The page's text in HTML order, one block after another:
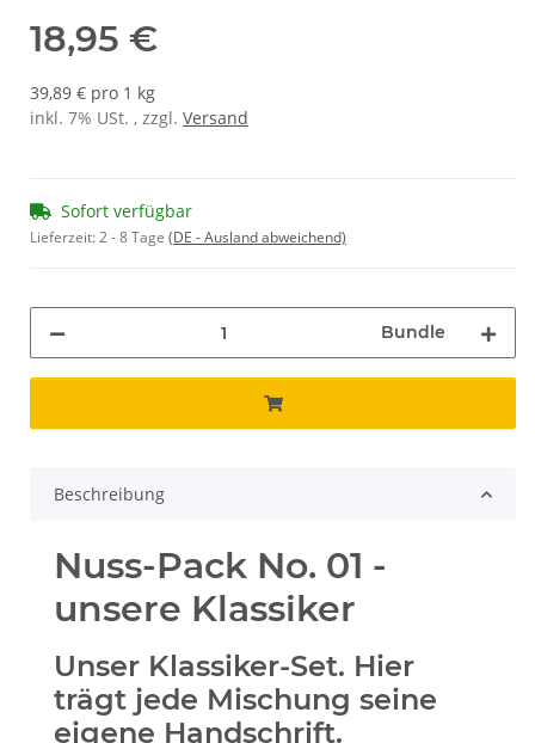
18,95 €
39,89 € pro 1 kg
inkl. 7% USt. , zzgl. Versand
Sofort verfügbar
Lieferzeit:2 - 8 Tage (DE - Ausland abweichend)
Bundle
Beschreibung
Nuss-Pack No. 01 -
unsere Klassiker
Unser Klassiker-Set. Hier
trägt jede Mischung seine
eigene Handschrift.